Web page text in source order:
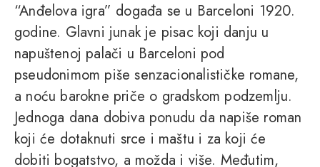
“Anđelova igra” događa se u Barceloni 1920.
godine. Glavni junak je pisac koji danju u
napuštenoj palači u Barceloni pod
pseudonimom piše senzacionalističke romane,
a noću barokne priče o gradskom podzemlju.
Jednoga dana dobiva ponudu da napiše roman
koji će dotaknuti srce i maštu i za koji će
dobiti bogatstvo, a možda i više. Međutim,